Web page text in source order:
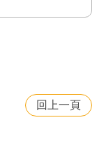
回上一頁